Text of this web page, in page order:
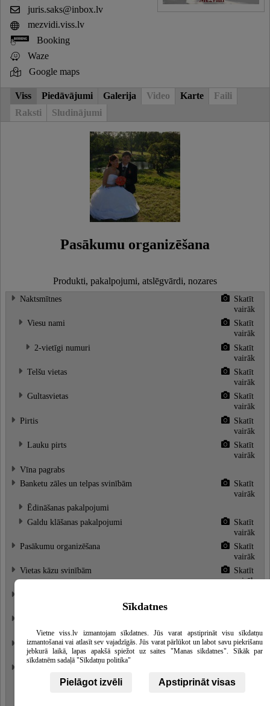
juris.saks@inbox.lv
mezvidi.viss.lv
Booking
Waze
Google maps
Viss Piedāvājumi Galerija Video Karte
Faili
Raksti
Sludinājumi
Pasākumu organizēšana
Produkti, pakalpojumi, atslēgvārdi, nozares
Naktsmītnes
Skatīt
vairāk
Viesu nami
Skatīt
vairāk
2-vietīgi numuri
Skatīt
vairāk
Telšu vietas
Skatīt
vairāk
Gultasvietas
Skatīt
vairāk
Pirtis
Skatīt
vairāk
Lauku pirts
Skatīt
vairāk
Vīna pagrabs
Banketu zāles un telpas svinībām
Skatīt
vairāk
Ēdināšanas pakalpojumi
Galdu klāšanas pakalpojumi
Skatīt
vairāk
Pasākumu organizēšana
Skatīt
vairāk
Vietas kāzu svinībām
Skatīt
vairāk
vairāk
Telpas konferencēm un semināriem
Skatīt
vairāk
vairāk
Sīkdatnes
Vietne viss.lv izmantojam sīkdatnes. Jūs varat apstiprināt visu sīkdatņu
izmantošanai vai atlasīt sev vajadzīgās. Jūs varat pārlūkot un labot savu piekrišanu
jebkurā laikā, lapas apakšā spiežot uz saites "Manas sīkdatnes". Sīkāk par
sīkdatnēm sadaļā "Sīkdatņu politika"
Pielāgot izvēli Apstiprināt visas